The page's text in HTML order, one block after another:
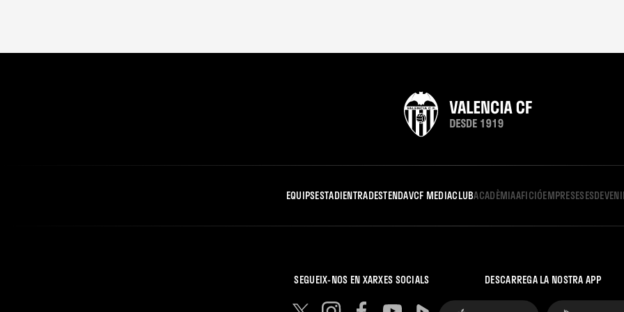
EQUIPSESTADIENTRADESTENDAVCF MEDIACLUBACADÈMIAAFICIÓEMPRESES
SEGUEIX-NOS EN XARXES SOCIALS DESCARREGA LA NOSTRA APP